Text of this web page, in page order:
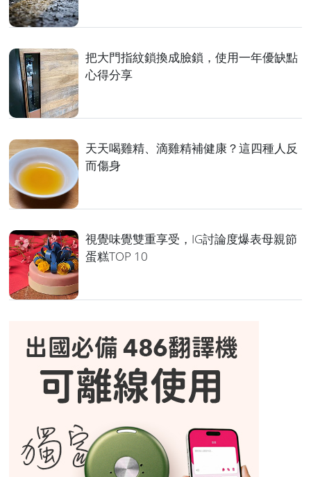
把大門指紋鎖換成臉鎖，使用一年優缺點
心得分享
天天喝雞精、滴雞精補健康？這四種人反
而傷身
視覺味覺雙重享受，IG討論度爆表母親節
蛋糕TOP 10